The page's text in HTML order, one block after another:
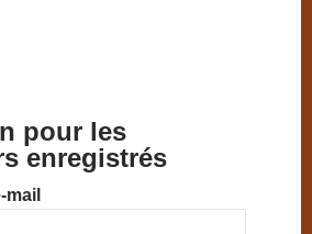
pour les
enregistrés
mail